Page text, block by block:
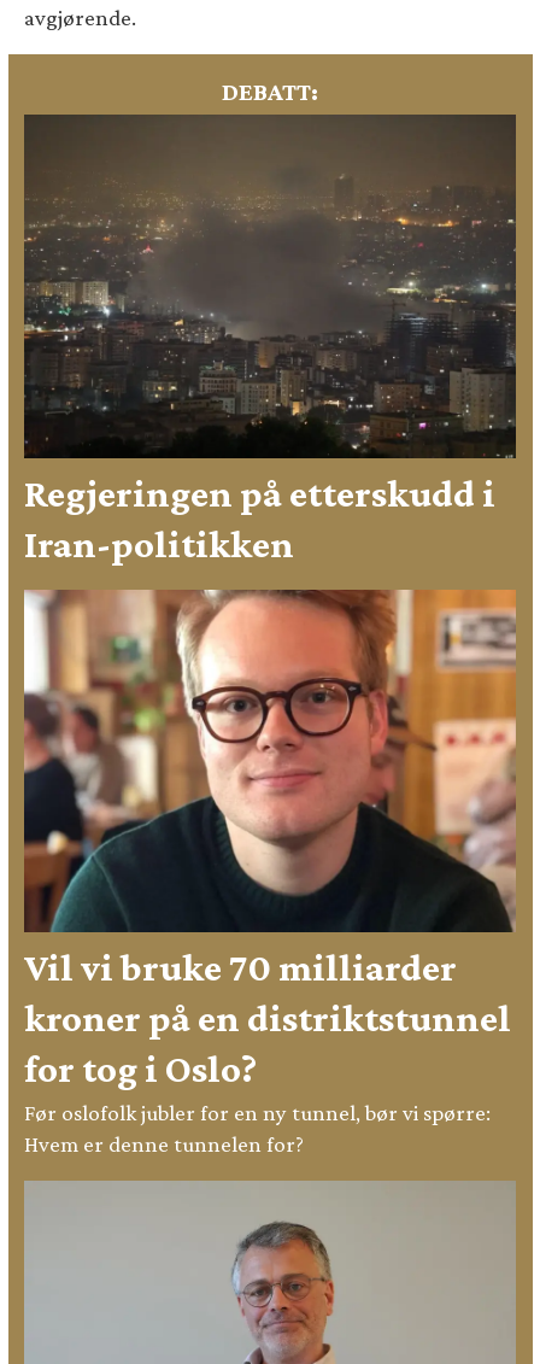
avgjørende.
DEBATT:
Regjeringen på etterskudd i
Iran-politikken
Vil vi bruke 70 milliarder
kroner på en distriktstunnel
for tog i Oslo?
Før oslofolk jubler for en ny tunnel, bør vi spørre:
Hvem er denne tunnelen for?